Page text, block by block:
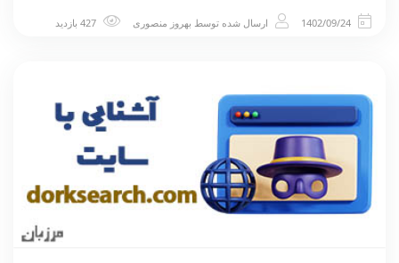
1402/09/24 ارسال شده توسط بهروز منصوری